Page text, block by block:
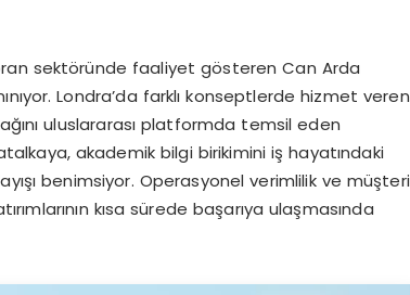
sektöründe faaliyet gösteren Can Arda
Londra’da farklı konseptlerde hizmet veren
uluslararası platformda temsil eden
akademik bilgi birikimini iş hayatındaki
benimsiyor. Operasyonel verimlilik ve müşteri
kısa sürede başarıya ulaşmasında